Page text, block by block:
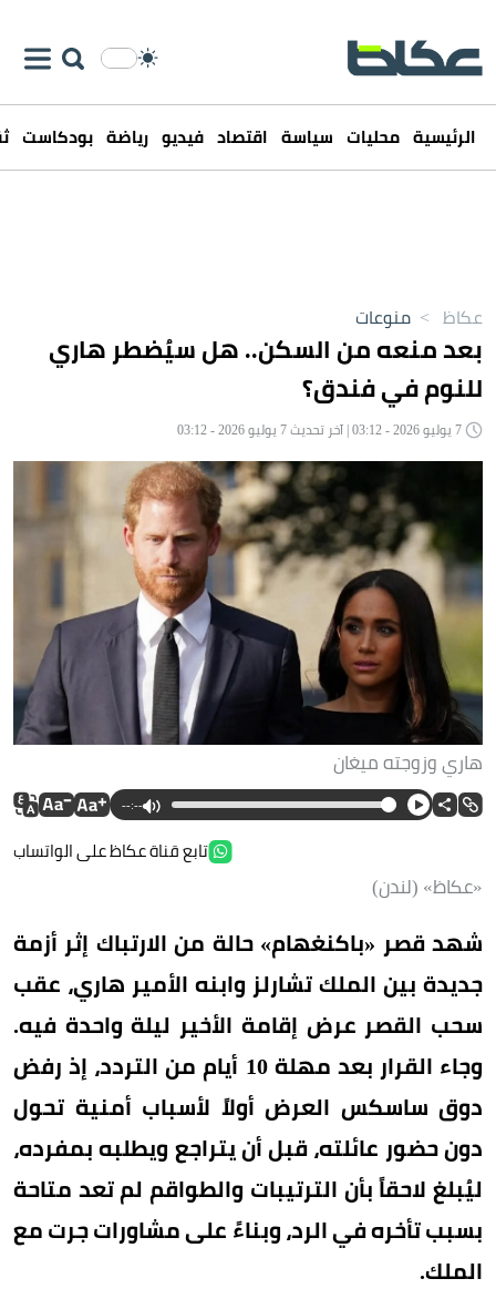
الرئيسية محليات سياسة اقتصاد فيديو رياضة بودكاست
عكاظ > منوعات
بعد منعه من السكن.. هل سيُضطر هاري
للنوم في فندق؟
هاري وزوجته ميغان
--:--
تابع قناة عكاظ على الواتساب
«عكاظ» (لندن)
شهد قصر «باكنغهام» حالة من الارتباك إثر أزمة
جديدة بين الملك تشارلز وابنه الأمير هاري، عقب
سحب القصر عرض إقامة الأخير ليلة واحدة فيه.
وجاء القرار بعد مهلة 10 أيام من التردد، إذ رفض
دوق ساسكس العرض أولاً لأسباب أمنية تحول
دون حضور عائلته، قبل أن يتراجع ويطلبه بمفرده،
ليُبلغ لاحقاً بأن الترتيبات والطواقم لم تعد متاحة
بسبب تأخره في الرد، وبناءً على مشاورات جرت مع
الملك.